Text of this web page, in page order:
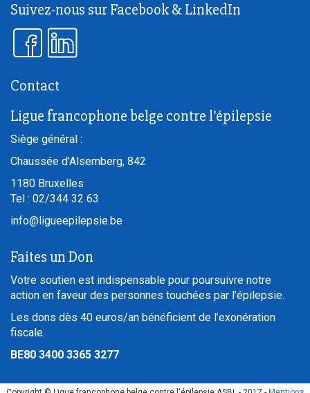
Suivez-nous sur Facebook & LinkedIn
Contact
Ligue francophone belge contre l’épilepsie
Siège général :
Chaussée d’Alsemberg, 842
1180 Bruxelles
Tel : 02/344 32 63
info@ligueepilepsie.be
Faites un Don
Votre soutien est indispensable pour poursuivre notre
action en faveur des personnes touchées par l’épilepsie.
Les dons dès 40 euros/an bénéficient de l’exonération
fiscale.
BE80 3400 3365 3277